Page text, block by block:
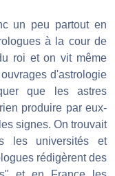
un peu partout en
à la cour de
roi et on vit même
d'astrologie
que les astres
produire par eux-
signes. On trouvait
les universités et
rédigèrent des